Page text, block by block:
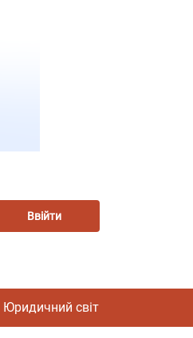
Ввійти
Юридичний світ